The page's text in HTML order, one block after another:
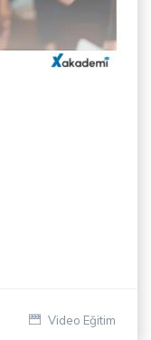
Video Eğitim